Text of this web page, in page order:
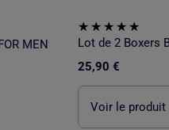
MEN
25,90 €
Voir le produit